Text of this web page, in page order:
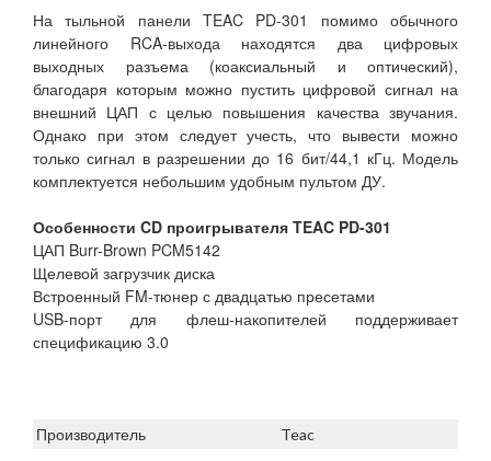
На тыльной панели TEAC PD-301 помимо обычного
линейного RCA-выхода находятся два цифровых
выходных разъема (коаксиальный и оптический),
благодаря которым можно пустить цифровой сигнал на
внешний ЦАП с целью повышения качества звучания.
Однако при этом следует учесть, что вывести можно
только сигнал в разрешении до 16 бит/44,1 кГц. Модель
комплектуется небольшим удобным пультом ДУ.
Особенности CD проигрывателя TEAC PD-301
ЦАП Burr-Brown PCM5142
Щелевой загрузчик диска
Встроенный FM-тюнер с двадцатью пресетами
USB-порт для флеш-накопителей поддерживает
спецификацию 3.0
Производитель Teac